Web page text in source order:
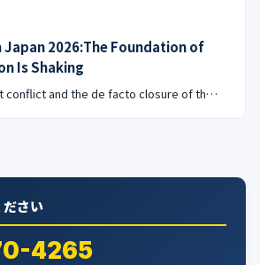
Japan 2026:The Foundation of
Is Shaking
conflict and the de facto closure of th…
さい
4265